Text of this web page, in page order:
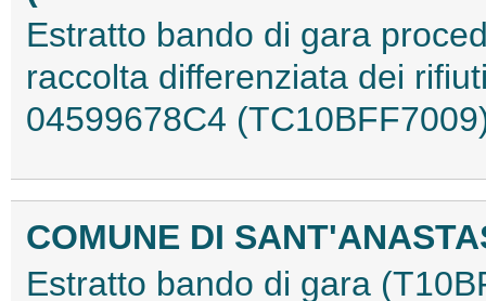
Estratto bando di gara
raccolta differenziata dei
04599678C4
COMUNE DI
Estratto bando di gara